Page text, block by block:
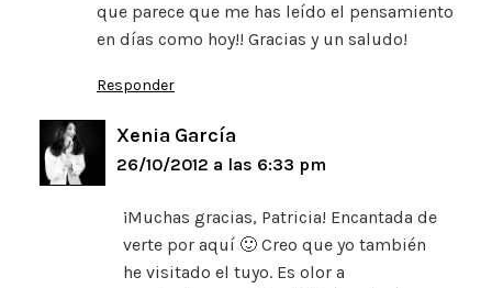
que parece que me has leído el pensamiento
en días como hoy!! Gracias y un saludo!
Responder
Xenia García
26/10/2012 a las 6:33 pm
¡Muchas gracias, Patricia! Encantada de
verte por aquí 🙂 Creo que yo también
he visitado el tuyo. Es olor a